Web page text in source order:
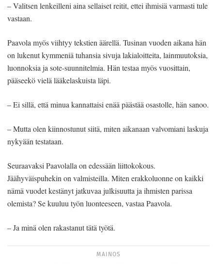
– Valitsen lenkeilleni aina sellaiset reitit, ettei ihmisiä varmasti tule
vastaan.
Paavola myös viihtyy tekstien äärellä. Tusinan vuoden aikana hän
on lukenut kymmeniä tuhansia sivuja lakialoitteita, lainmuutoksia,
luonnoksia ja sote-suunnitelmia. Hän testaa myös vuosittain,
pääseekö vielä lääkelaskuista läpi.
– Ei sillä, että minua kannattaisi enää päästää osastolle, hän sanoo.
– Mutta olen kiinnostunut siitä, miten aikanaan valvomiani laskuja
nykyään testataan.
Seuraavaksi Paavolalla on edessään liittokokous.
Jäähyväispuhekin on valmisteilla. Miten erakkoluonne on kaikki
nämä vuodet kestänyt jatkuvaa julkisuutta ja ihmisten parissa
olemista? Se kuuluu työn luonteeseen, vastaa Paavola.
– Ja minä olen rakastanut tätä työtä.
MAINOS